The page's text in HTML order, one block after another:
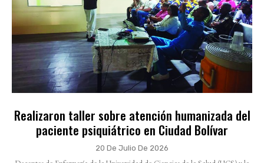
Realizaron taller sobre atención humanizada del
paciente psiquiátrico en Ciudad Bolívar
20 De Julio De 2026